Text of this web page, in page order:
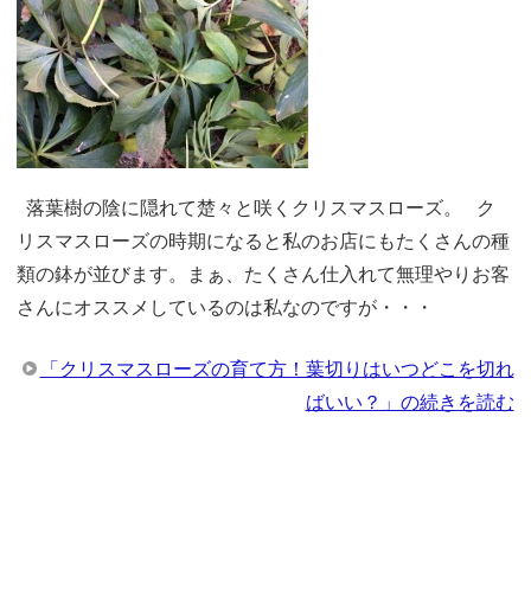
落葉樹の陰に隠れて楚々と咲くクリスマスローズ。 ク
リスマスローズの時期になると私のお店にもたくさんの種
類の鉢が並びます。まぁ、たくさん仕入れて無理やりお客
さんにオススメしているのは私なのですが・・・
「クリスマスローズの育て方！葉切りはいつどこを切れ
ばいい？」の続きを読む